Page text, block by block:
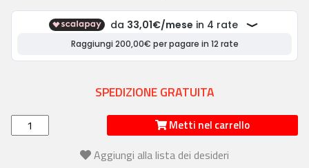
SPEDIZIONE GRATUITA
Metti nel carrello
Aggiungi alla lista dei desideri